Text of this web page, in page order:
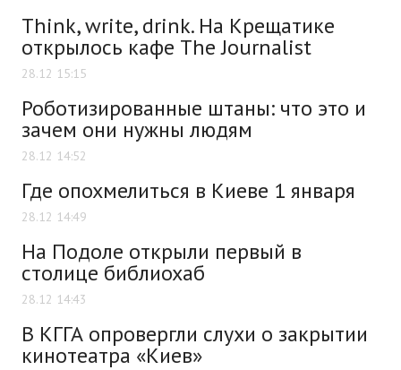
Think, write, drink. На Крещатике
открылось кафе The Journalist
28.12 15:15
Роботизированные штаны: что это и
зачем они нужны людям
28.12 14:52
Где опохмелиться в Киеве 1 января
28.12 14:49
На Подоле открыли первый в
столице библиохаб
28.12 14:43
В КГГА опровергли слухи о закрытии
кинотеатра «Киев»